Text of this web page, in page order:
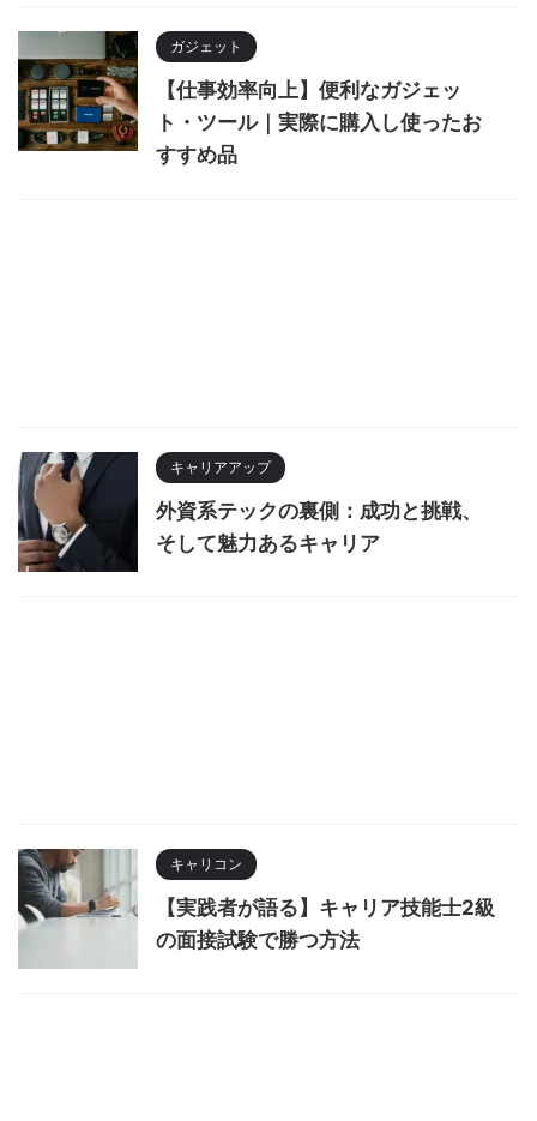
ガジェット
【仕事効率向上】便利なガジェッ
ト・ツール｜実際に購入し使ったお
すすめ品
キャリアアップ
外資系テックの裏側：成功と挑戦、
そして魅力あるキャリア
キャリコン
【実践者が語る】キャリア技能士2級
の面接試験で勝つ方法